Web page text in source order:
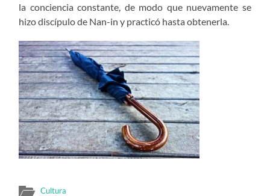
la conciencia constante, de modo que nuevamente se
hizo discípulo de Nan-in y practicó hasta obtenerla.
Cultura